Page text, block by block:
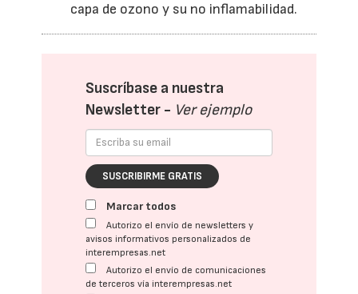
capa de ozono y su no inflamabilidad.
Suscríbase a nuestra
Newsletter - Ver ejemplo
SUSCRIBIRME GRATIS
Marcar todos
Autorizo el envío de newsletters y
avisos informativos personalizados de
interempresas.net
Autorizo el envío de comunicaciones
de terceros vía interempresas.net